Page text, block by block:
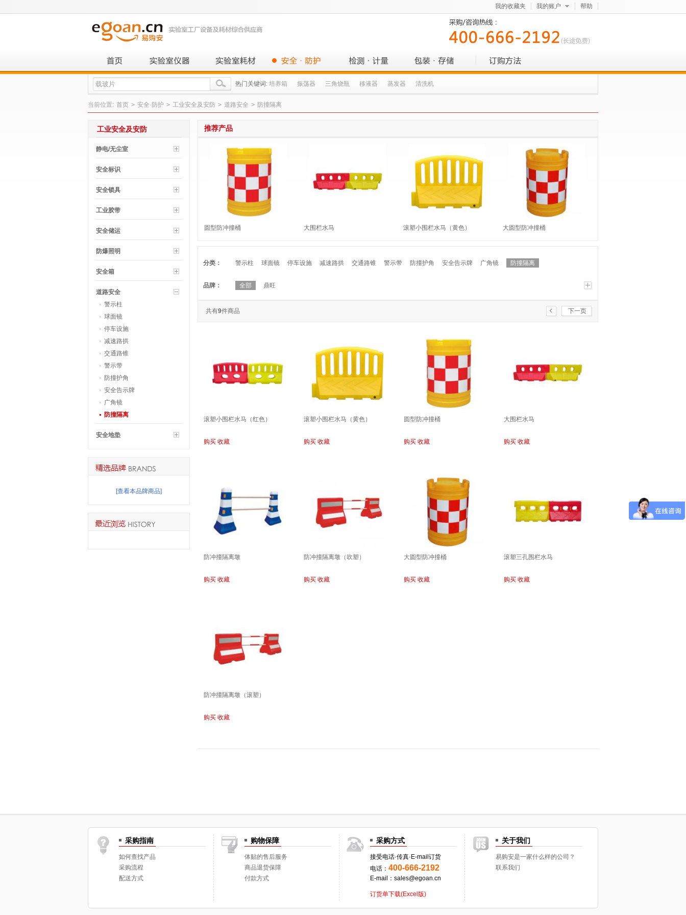
帮助
我的账户
我的收藏夹
热门关键词: 培养箱 振荡器 三角烧瓶 移液器 蒸发器 清洗机
当前位置: 首页 > 安全·防护 > 工业安全及安防 > 道路安全 > 防撞隔离
推荐产品
圆型防冲撞桶 大围栏水马 滚塑小围栏水马（黄色） 大圆型防冲撞桶
分类： 警示柱 球面镜 停车设施 减速路拱 交通路锥 警示带 防撞护角 安全告示牌 广角镜 防撞隔离
品牌： 全部 鼎旺
共有9件商品 下一页
滚塑小围栏水马（红色）
购买 收藏
滚塑小围栏水马（黄色）
购买 收藏
圆型防冲撞桶
购买 收藏
大围栏水马
购买 收藏
防冲撞隔离墩
购买 收藏
防冲撞隔离墩（吹塑）
购买 收藏
大圆型防冲撞桶
购买 收藏
滚塑三孔围栏水马
购买 收藏
防冲撞隔离墩（滚塑）
购买 收藏
工业安全及安防
静电/无尘室
安全标识
安全锁具
工业胶带
安全储运
防爆照明
安全箱
道路安全
警示柱
球面镜
停车设施
减速路拱
交通路锥
警示带
防撞护角
安全告示牌
广角镜
防撞隔离
安全地垫
[查看本品牌商品]
采购指南
如何查找产品
采购流程
配送方式
购物保障
体贴的售后服务
商品退货保障
付款方式
采购方式
接受电话·传真·E-mail订货
电话： 400-666-2192
E-mail：sales@egoan.cn
订货单下载(Excel版)
关于我们
易购安是一家什么样的公司？
联系我们